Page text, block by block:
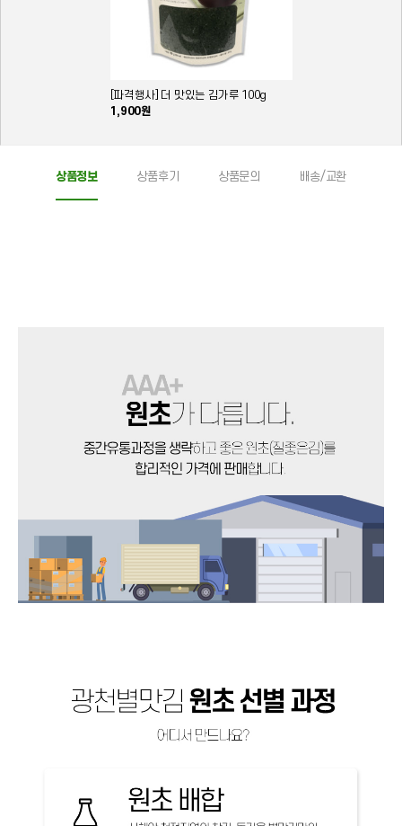
[파격행사] 더 맛있는 김가루 100g
1,900원
상품정보 상품후기 상품문의 배송/교환